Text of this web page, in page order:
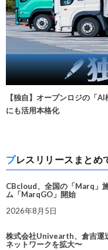
【独自】オープンロジの「
にも活用本格化
プレスリリースまとめ
CBcloud、全国の「Marq」
ム「MarqGO」開始
2026年8月5日
株式会社Univearth、倉吉運
ネットワークを拡大〜